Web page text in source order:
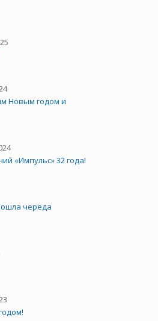
Новым годом и
«Импульс» 32 года!
череда